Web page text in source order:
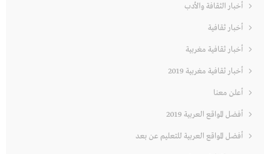
أخبار الثقافة والأدب
أخبار ثقافية
أخبار ثقافية مغربية
أخبار ثقافية مغربية 2019
أعلن معنا
أفضل المواقع العربية 2019
أفضل المواقع العربية للتعليم عن بعد